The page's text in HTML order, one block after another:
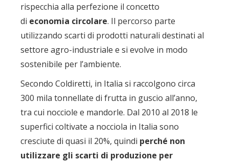
rispecchia alla perfezione il concetto
di economia circolare. Il percorso parte
utilizzando scarti di prodotti naturali destinati al
settore agro-industriale e si evolve in modo
sostenibile per l’ambiente.
Secondo Coldiretti, in Italia si raccolgono circa
300 mila tonnellate di frutta in guscio all’anno,
tra cui nocciole e mandorle. Dal 2010 al 2018 le
superfici coltivate a nocciola in Italia sono
cresciute di quasi il 20%, quindi perché non
utilizzare gli scarti di produzione per